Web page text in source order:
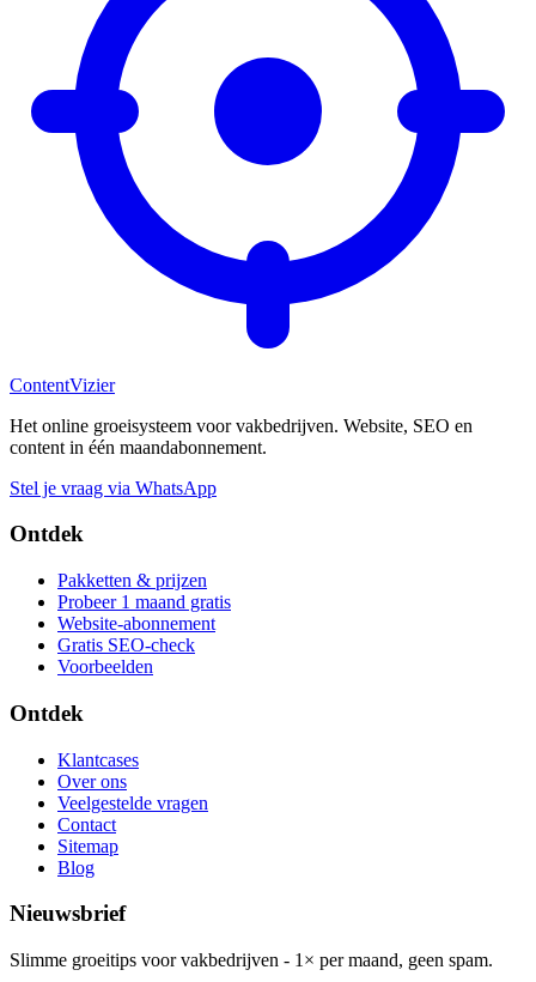
ContentVizier
Het online groeisysteem voor vakbedrijven. Website, SEO en
content in één maandabonnement.
Stel je vraag via WhatsApp
Ontdek
Pakketten & prijzen
Probeer 1 maand gratis
Website-abonnement
Gratis SEO-check
Voorbeelden
Ontdek
Klantcases
Over ons
Veelgestelde vragen
Contact
Sitemap
Blog
Nieuwsbrief
Slimme groeitips voor vakbedrijven - 1× per maand, geen spam.